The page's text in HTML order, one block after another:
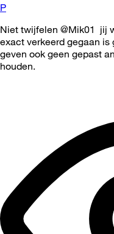
P
Niet twijfelen @Mik01 jij
exact verkeerd gegaan
geven ook geen gepast
houden.